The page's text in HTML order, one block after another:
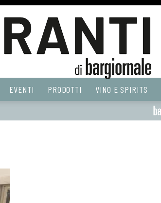
EVENTI PRODOTTI VINO E SPIRITS